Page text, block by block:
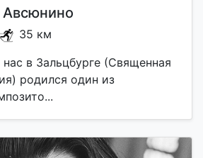
35 км
нас в Зальцбурге (Священная
родился один из